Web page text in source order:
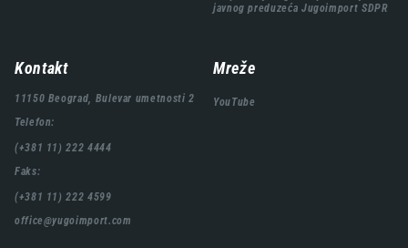
javnog preduzeća Jugoimport SDPR
Kontakt
11150 Beograd, Bulevar umetnosti 2
Telefon:
(+381 11) 222 4444
Faks:
(+381 11) 222 4599
office@yugoimport.com
Mreže
YouTube